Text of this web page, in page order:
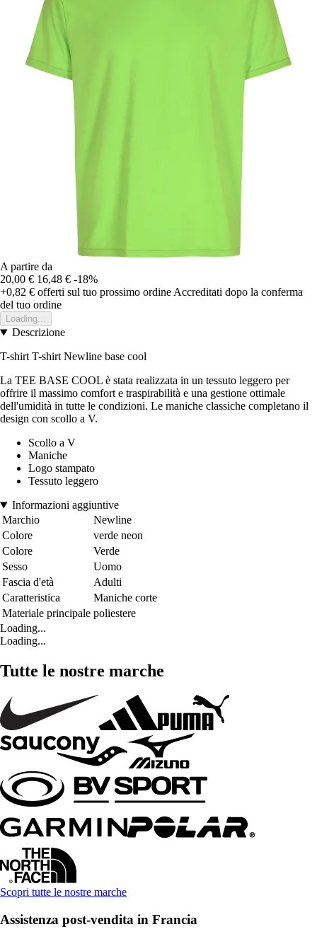
A partire da
20,00 € 16,48 € -18%
+0,82 € offerti sul tuo prossimo ordine Accreditati dopo la conferma
del tuo ordine
Loading...
Descrizione
T-shirt T-shirt Newline base cool
La TEE BASE COOL è stata realizzata in un tessuto leggero per
offrire il massimo comfort e traspirabilità e una gestione ottimale
dell'umidità in tutte le condizioni. Le maniche classiche completano il
design con scollo a V.
Scollo a V
Maniche
Logo stampato
Tessuto leggero
Informazioni aggiuntive
Marchio
Newline
Colore
verde neon
Colore
Verde
Sesso
Uomo
Fascia d'età
Adulti
Caratteristica
Maniche corte
Materiale principale poliestere
Loading...
Loading...
Tutte le nostre marche
Scopri tutte le nostre marche
Assistenza post-vendita in Francia